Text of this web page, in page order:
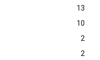
13
10
2
2